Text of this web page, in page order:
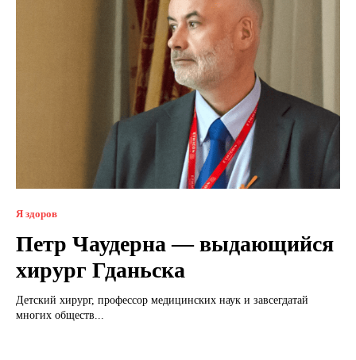
Я здоров
Петр Чаудерна — выдающийся
хирург Гданьска
Детский хирург, профессор медицинских наук и завсегдатай
многих обществ...